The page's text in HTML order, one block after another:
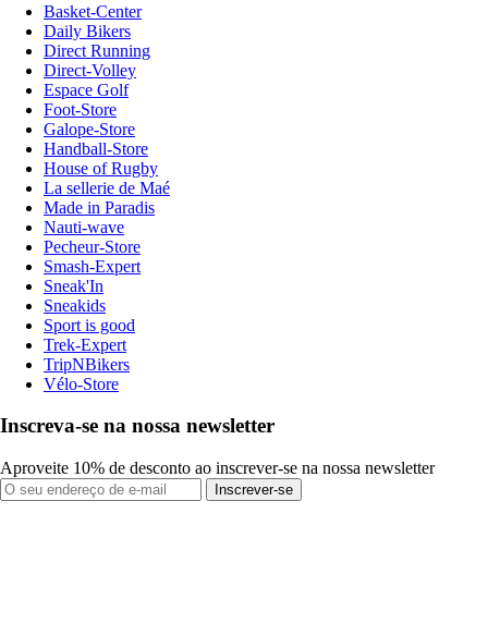
Basket-Center
Daily Bikers
Direct Running
Direct-Volley
Espace Golf
Foot-Store
Galope-Store
Handball-Store
House of Rugby
La sellerie de Maé
Made in Paradis
Nauti-wave
Pecheur-Store
Smash-Expert
Sneak'In
Sneakids
Sport is good
Trek-Expert
TripNBikers
Vélo-Store
Inscreva-se na nossa newsletter
Aproveite 10% de desconto ao inscrever-se na nossa newsletter
Inscrever-se